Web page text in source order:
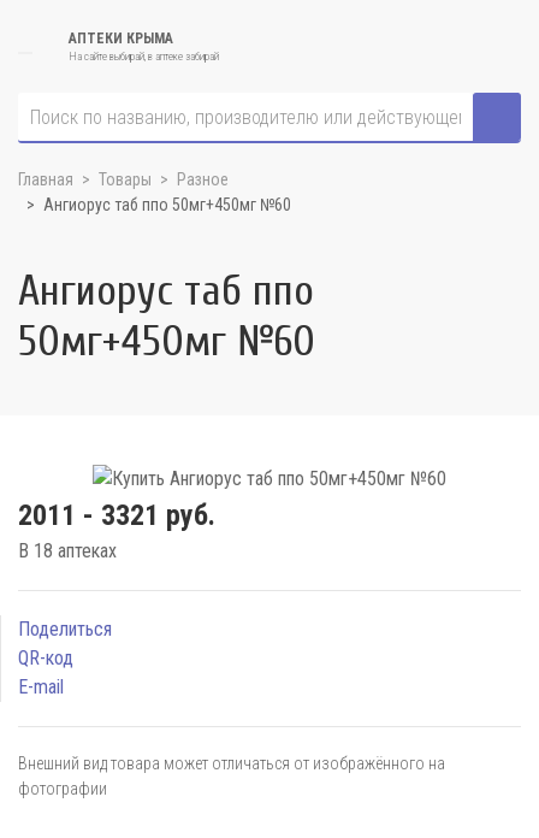
АПТЕКИ КРЫМА
На сайте выбирай, в аптеке забирай
Главная Товары
Разное
Ангиорус таб ппо 50мг+450мг №60
Ангиорус таб ппо
50мг+450мг №60
2011 - 3321 руб.
В 18 аптеках
Поделиться
QR-код
E-mail
Внешний вид товара может отличаться от изображённого на
фотографии